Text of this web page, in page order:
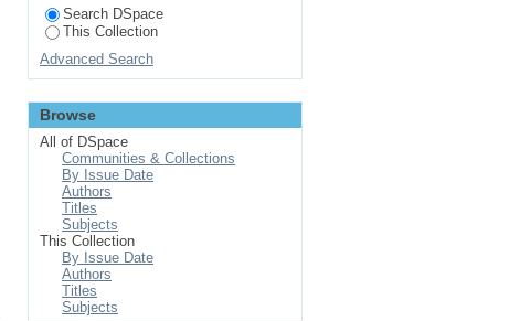
Search DSpace
This Collection
Advanced Search
Browse
All of DSpace
Communities & Collections
By Issue Date
Authors
Titles
Subjects
This Collection
By Issue Date
Authors
Titles
Subjects